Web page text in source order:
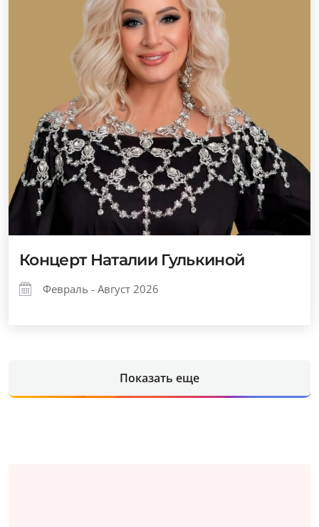
Концерт Наталии Гулькиной
Февраль - Август 2026
Показать еще